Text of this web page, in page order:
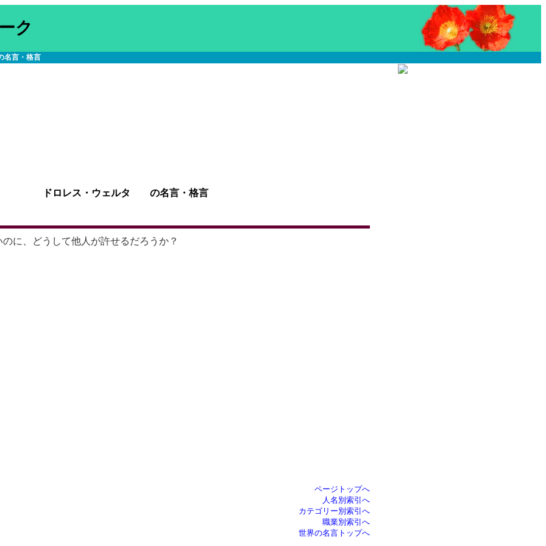
ク
言・格言
ドロレス・ウェルタ の名言・格言
に、どうして他人が許せるだろうか？
ページトップへ
人名別索引へ
カテゴリー別索引へ
職業別索引へ
世界の名言トップへ